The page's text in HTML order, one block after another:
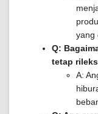
yang
Q:
tetap
A: